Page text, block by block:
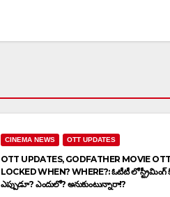
CINEMA NEWS OTT UPDATES
OTT UPDATES, GODFATHER MOVIE
LOCKED WHEN? WHERE?: ఓటీటీ లో
ఎప్పుడూ? ఎందులో? అనుకుంటున్నారా!?